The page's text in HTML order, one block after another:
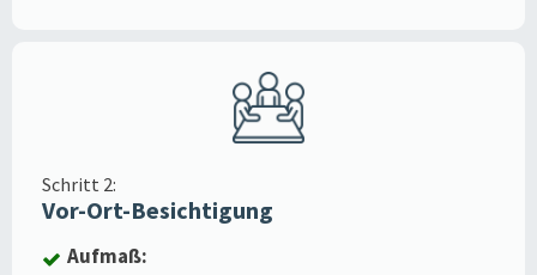
Schritt 2:
Vor-Ort-Besichtigung
Aufmaß: